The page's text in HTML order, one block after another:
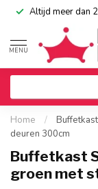
Altijd meer dan
MENU
Home /
deuren 300cm
Buffetkast
groen met